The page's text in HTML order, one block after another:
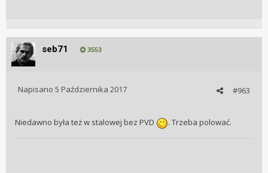
seb71 3553
#963
Napisano 5 Października 2017
Niedawno była też w stalowej bez PVD . Trzeba polować.